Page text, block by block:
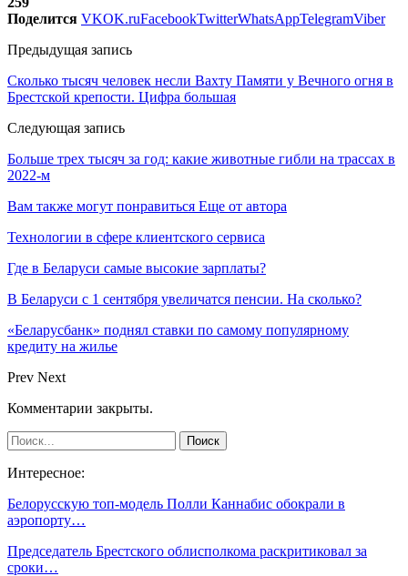
Поделится VKOK.ruFacebookTwitterWhatsAppTelegramViber
Предыдущая запись
Сколько тысяч человек несли Вахту Памяти у Вечного огня в
Брестской крепости. Цифра большая
Следующая запись
Больше трех тысяч за год: какие животные гибли на трассах в
2022-м
Вам также могут понравиться Еще от автора
Технологии в сфере клиентского сервиса
Где в Беларуси самые высокие зарплаты?
В Беларуси с 1 сентября увеличатся пенсии. На сколько?
«Беларусбанк» поднял ставки по самому популярному
кредиту на жилье
Prev Next
Комментарии закрыты.
Интересное:
Белорусскую топ-модель Полли Каннабис обокрали в
аэропорту…
Председатель Брестского облисполкома раскритиковал за
сроки…